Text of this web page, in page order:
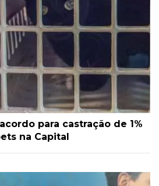
para castração de 1%
na Capital